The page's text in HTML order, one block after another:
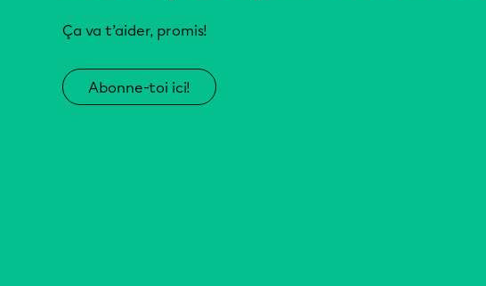
Ça va t’aider, promis!
Abonne-toi ici!